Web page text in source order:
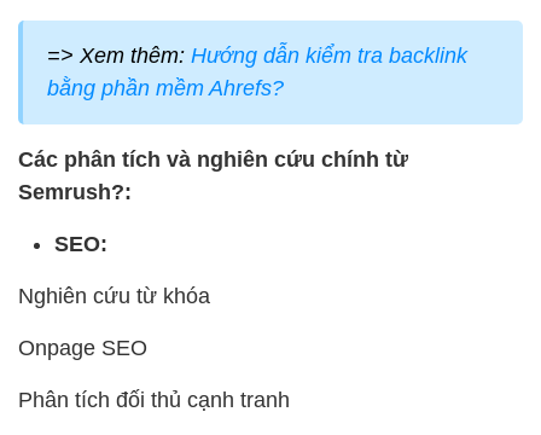
=> Xem thêm: Hướng dẫn kiểm tra backlink
bằng phần mềm Ahrefs?
Các phân tích và nghiên cứu chính từ
Semrush?:
SEO:
Nghiên cứu từ khóa
Onpage SEO
Phân tích đối thủ cạnh tranh